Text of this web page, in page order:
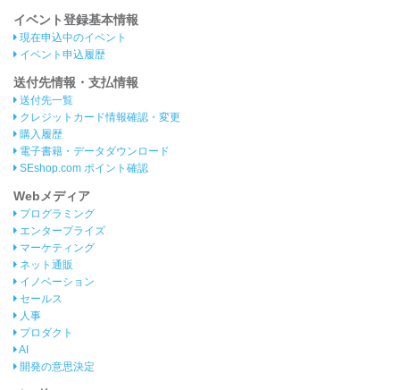
イベント登録基本情報
現在申込中のイベント
イベント申込履歴
送付先情報・支払情報
送付先一覧
クレジットカード情報確認・変更
購入履歴
電子書籍・データダウンロード
SEshop.com ポイント確認
Webメディア
プログラミング
エンタープライズ
マーケティング
ネット通販
イノベーション
セールス
人事
プロダクト
AI
開発の意思決定